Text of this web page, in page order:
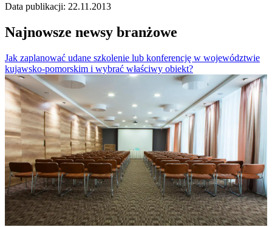
Data publikacji: 22.11.2013
Najnowsze newsy branżowe
Jak zaplanować udane szkolenie lub konferencję w województwie
kujawsko-pomorskim i wybrać właściwy obiekt?